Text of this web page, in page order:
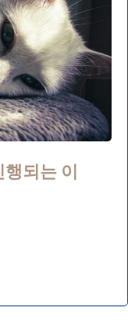
되는 이